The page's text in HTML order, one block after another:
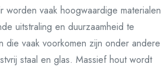
worden vaak hoogwaardige materialen
uitstraling en duurzaamheid te
die vaak voorkomen zijn onder andere
staal en glas. Massief hout wordt